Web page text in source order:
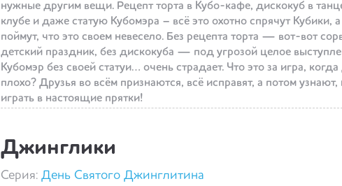
нужные другим вещи. Рецепт торта в Кубо-кафе, дискокуб в
клубе и даже статую Кубомэра – всё это охотно спрячут Кубики,
поймут, что это своем невесело. Без рецепта торта — вот-вот
детский праздник, без дискокуба — под угрозой целое
Кубомэр без своей статуи… очень страдает. Что это за игра,
плохо? Друзья во всём признаются, всё исправят, а потом узнают,
играть в настоящие прятки!
Джинглики
Серия: День Святого Джинглитина